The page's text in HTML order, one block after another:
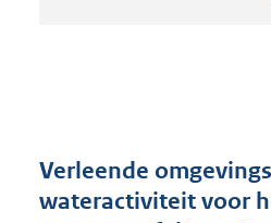
Verleende
wateractiviteit voor